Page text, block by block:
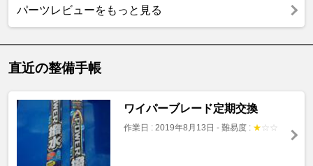
パーツレビューをもっと見る
直近の整備手帳
ワイパーブレード定期交換
作業日 : 2019年8月13日 - 難易度 : ★ ☆ ☆